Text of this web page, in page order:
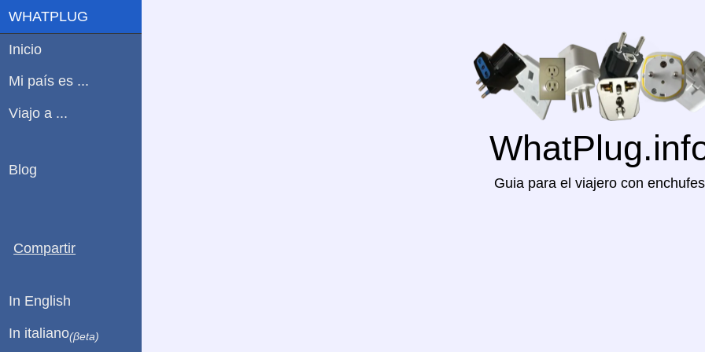
Guia para el viajero con enchufes
WHATPLUG
Inicio
Mi país es ...
Viajo a ...
Blog
Compartir
In English
In italiano(βeta)